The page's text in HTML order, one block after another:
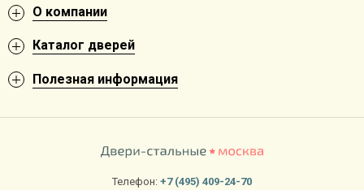
О компании
Каталог дверей
Полезная информация
Телефон: +7 (495) 409-24-70